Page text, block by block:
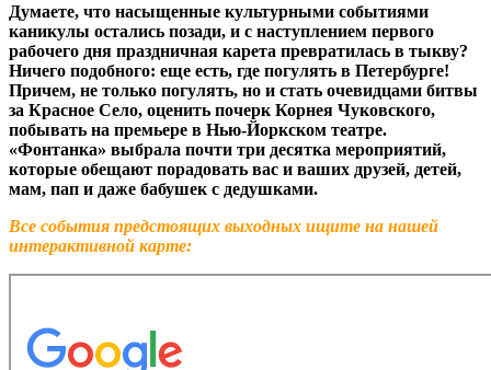
Думаете, что насыщенные культурными событиями
каникулы остались позади, и с наступлением первого
рабочего дня праздничная карета превратилась в тыкву?
Ничего подобного: еще есть, где погулять в Петербурге!
Причем, не только погулять, но и стать очевидцами битвы
за Красное Село, оценить почерк Корнея Чуковского,
побывать на премьере в Нью-Йоркском театре.
«Фонтанка» выбрала почти три десятка мероприятий,
которые обещают порадовать вас и ваших друзей, детей,
мам, пап и даже бабушек с дедушками.
Все события предстоящих выходных ищите на нашей
интерактивной карте: